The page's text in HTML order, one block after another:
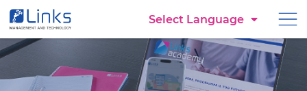
Torna alla homepage
Vai al menu di navigazione
Vai ai contenuti
Select Language